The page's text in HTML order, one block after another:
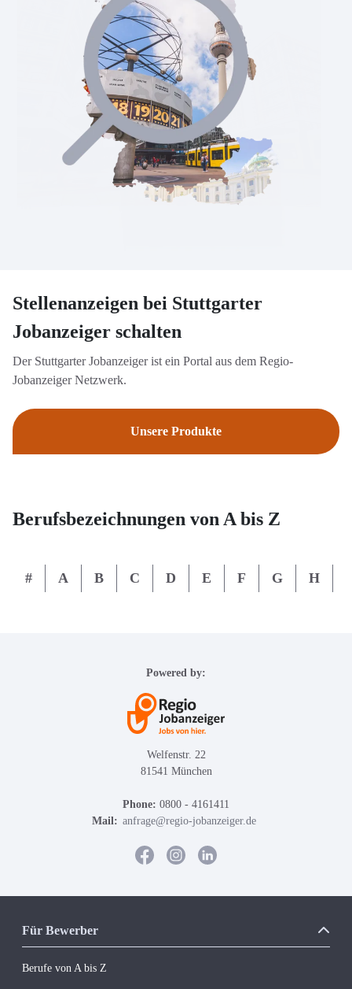
Stellenanzeigen bei Stuttgarter
Jobanzeiger schalten
Der Stuttgarter Jobanzeiger ist ein Portal aus dem Regio-
Jobanzeiger Netzwerk.
Unsere Produkte
Berufsbezeichnungen von A bis Z
# A B C D E F G H
Powered by:
Welfenstr. 22
81541 München
Phone: 0800 - 4161411
Mail: anfrage@regio-jobanzeiger.de
Für Bewerber
Berufe von A bis Z